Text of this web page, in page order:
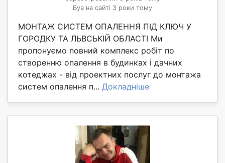
Був на сайті 3 роки тому
МОНТАЖ СИСТЕМ ОПАЛЕННЯ ПІД КЛЮЧ У
ГОРОДКУ ТА ЛЬВСЬКІЙ ОБЛАСТІ Ми
пропонуємо повний комплекс робіт по
створенню опалення в будинках і дачних
котеджах - від проектних послуг до монтажа
систем опалення п... Докладніше